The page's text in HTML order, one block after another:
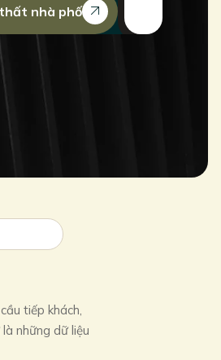
nhà phố
tiếp khách,
những dữ liệu